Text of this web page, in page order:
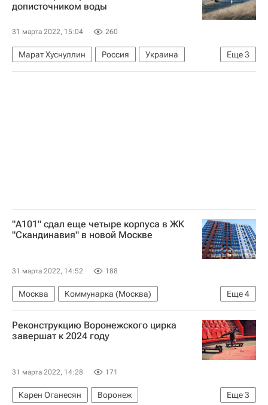
дописточником воды
31 марта 2022, 15:04 260
Еще3
Марат Хуснуллин Россия
Украина
ЖКХ
Водоснабжение Республика Крым
"А101" сдал еще четыре корпуса в ЖК
"Скандинавия" в новой Москве
31 марта 2022, 14:52 188
Еще4
Москва
Коммунарка (Москва)
Новая Москва
Строительство
ГК "А101"
Девелоперы
Реконструкцию Воронежского цирка
завершат к 2024 году
31 марта 2022, 14:28 171
Еще3
Карен Оганесян
Воронеж